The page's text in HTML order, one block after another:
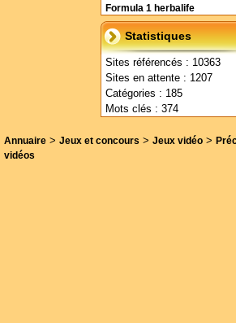
Formula 1 herbalife
Statistiques
Sites référencés : 10363
Sites en attente : 1207
Catégories : 185
Mots clés : 374
Annuaire > Jeux et concours > Jeux vidéo >
vidéos